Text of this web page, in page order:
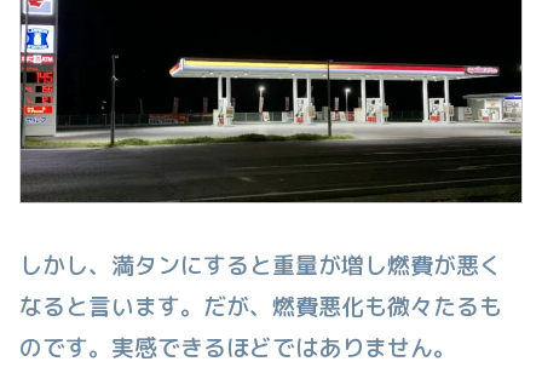
しかし、満タンにすると重量が増し燃費が悪く
なると言います。だが、燃費悪化も微々たるも
のです。実感できるほどではありません。